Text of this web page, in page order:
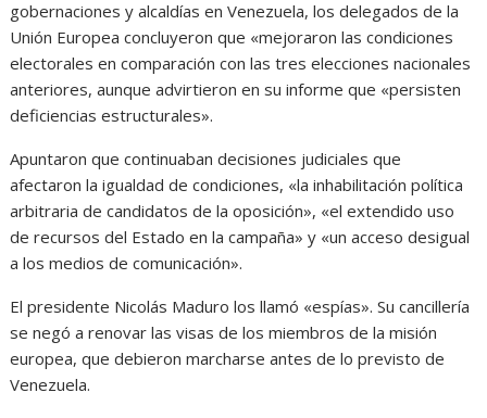
gobernaciones y alcaldías en Venezuela, los delegados de la
Unión Europea concluyeron que «mejoraron las condiciones
electorales en comparación con las tres elecciones nacionales
anteriores, aunque advirtieron en su informe que «persisten
deficiencias estructurales».
Apuntaron que continuaban decisiones judiciales que
afectaron la igualdad de condiciones, «la inhabilitación política
arbitraria de candidatos de la oposición», «el extendido uso
de recursos del Estado en la campaña» y «un acceso desigual
a los medios de comunicación».
El presidente Nicolás Maduro los llamó «espías». Su cancillería
se negó a renovar las visas de los miembros de la misión
europea, que debieron marcharse antes de lo previsto de
Venezuela.